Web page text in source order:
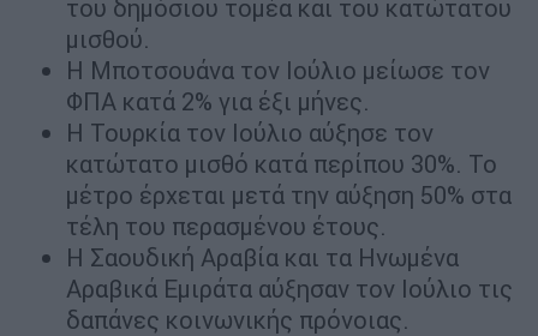
του δημόσιου τομέα και του κατώτατου
μισθού.
Η Μποτσουάνα τον Ιούλιο μείωσε τον
ΦΠΑ κατά 2% για έξι μήνες.
Η Τουρκία τον Ιούλιο αύξησε τον
κατώτατο μισθό κατά περίπου 30%. Το
μέτρο έρχεται μετά την αύξηση 50% στα
τέλη του περασμένου έτους.
Η Σαουδική Αραβία και τα Ηνωμένα
Αραβικά Εμιράτα αύξησαν τον Ιούλιο τις
δαπάνες κοινωνικής πρόνοιας.